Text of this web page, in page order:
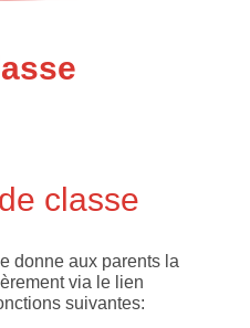
classe
donne aux parents la
via le lien
suivantes: